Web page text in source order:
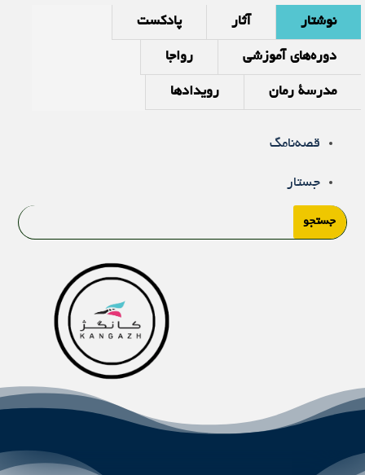
نوشتار آثار پادکست
دوره‌های آموزشی رواجا
مدرسۀ رمان رویدادها
قصه‌نامگ
جستار